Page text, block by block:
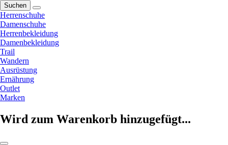
Suchen
Herrenschuhe
Damenschuhe
Herrenbekleidung
Damenbekleidung
Trail
Wandern
Ausrüstung
Ernährung
Outlet
Marken
Wird zum Warenkorb hinzugefügt...